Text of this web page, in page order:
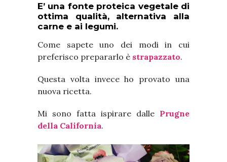
E’ una fonte proteica vegetale di
ottima qualità, alternativa alla
carne e ai legumi.
Come sapete uno dei modi in cui
preferisco prepararlo è strapazzato.
Questa volta invece ho provato una
nuova ricetta.
Mi sono fatta ispirare dalle Prugne
della California.